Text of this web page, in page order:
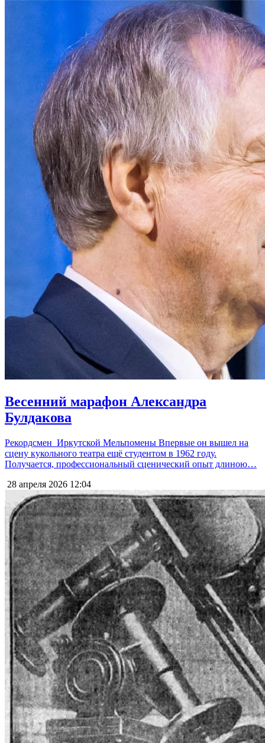
Весенний марафон Александра
Булдакова
Рекордсмен Иркутской Мельпомены Впервые он вышел на
сцену кукольного театра ещё студентом в 1962 году.
Получается, профессиональный сценический опыт длиною…
28 апреля 2026 12:04